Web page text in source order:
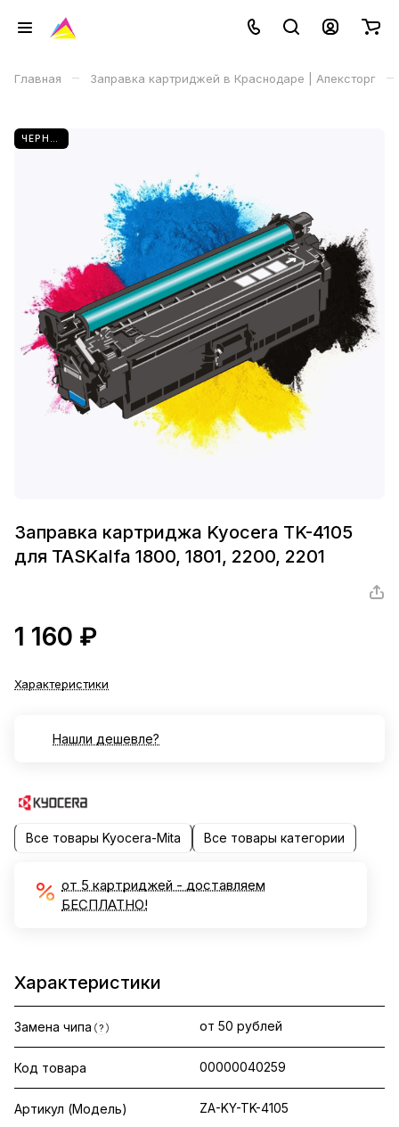
Главная – Заправка картриджей в Краснодаре | Апексторг –
Заправка картриджа Kyocera TK-4105
для TASKalfa 1800, 1801, 2200, 2201
1 160 ₽
Характеристики
Нашли дешевле?
Все товары Kyocera-Mita Все товары категории
от 5 картриджей - доставляем
БЕСПЛАТНО!
Характеристики
Замена чипа ? от 50 рублей
Код товара 00000040259
Артикул (Модель) ZA-KY-TK-4105